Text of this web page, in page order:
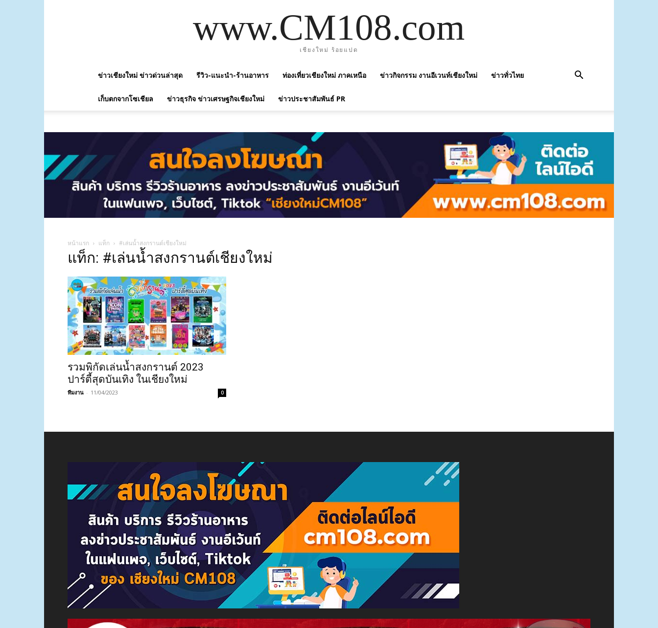
www.CM108.com
เชียงใหม่ ร้อยแปด
ข่าวเชียงใหม่ ข่าวด่วนล่าสุด รีวิว-แนะนำ-ร้านอาหาร ท่องเที่ยวเชียงใหม่ ภาคเหนือ ข่าวกิจกรรม งานอีเวนท์เชียงใหม่ ข่าวทั่วไทย
เก็บตกจากโซเชียล ข่าวธุรกิจ ข่าวเศรษฐกิจเชียงใหม่ ข่าวประชาสัมพันธ์ PR
หน้าแรก แท็ก #เล่นน้ำสงกรานต์เชียงใหม่
แท็ก: #เล่นน้ำสงกรานต์เชียงใหม่
รวมพิกัดเล่นน้ำสงกรานต์ 2023
ปาร์ตี้สุดบันเทิง ในเชียงใหม่
ทีมงาน - 11/04/2023 0